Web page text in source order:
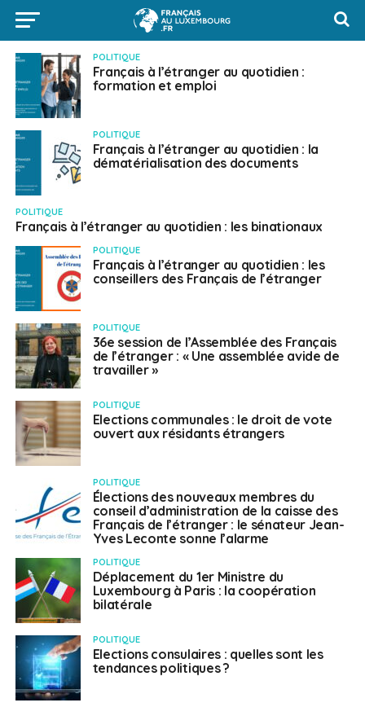
POLITIQUE
Français à l’étranger au quotidien :
formation et emploi
POLITIQUE
Français à l’étranger au quotidien : la
dématérialisation des documents
POLITIQUE
Français à l’étranger au quotidien : les binationaux
POLITIQUE
Français à l’étranger au quotidien : les
conseillers des Français de l’étranger
POLITIQUE
36e session de l’Assemblée des Français
de l’étranger : « Une assemblée avide de
travailler »
POLITIQUE
Elections communales : le droit de vote
ouvert aux résidants étrangers
POLITIQUE
Élections des nouveaux membres du
conseil d’administration de la caisse des
Français de l’étranger : le sénateur Jean-
Yves Leconte sonne l’alarme
POLITIQUE
Déplacement du 1er Ministre du
Luxembourg à Paris : la coopération
bilatérale
POLITIQUE
Elections consulaires : quelles sont les
tendances politiques ?